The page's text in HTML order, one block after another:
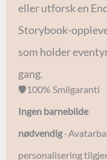
eller utforsk en
Storybook-
som holder
gang.
🛡️100% Smilgaranti
Ingen barnebilde
nødvendig·
personalisering